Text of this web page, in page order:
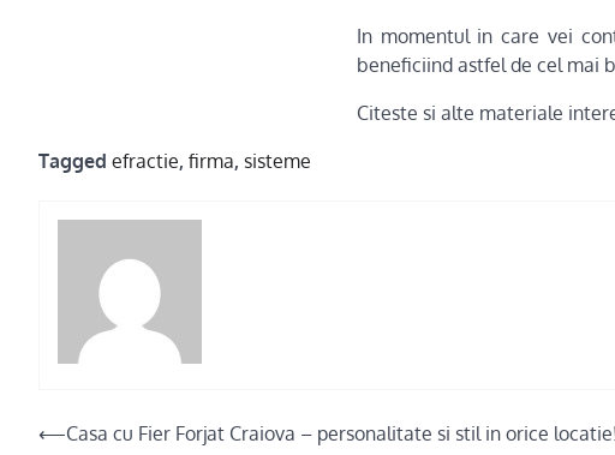
In momentul in care vei
beneficiind astfel de cel mai
Citeste si alte materiale
Tagged efractie, firma, sisteme
Post
⟵Casa cu Fier Forjat Craiova – personalitate si stil in orice